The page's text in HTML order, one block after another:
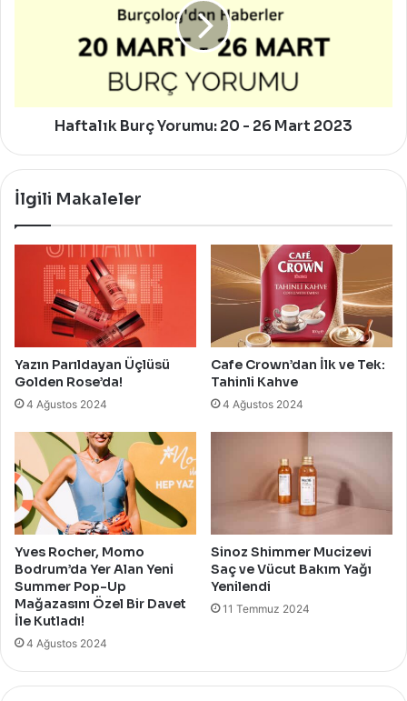
Haftalık Burç Yorumu: 20 - 26 Mart 2023
İlgili Makaleler
Yazın Parıldayan Üçlüsü
Golden Rose’da!
4 Ağustos 2024
Cafe Crown’dan İlk ve Tek:
Tahinli Kahve
4 Ağustos 2024
Yves Rocher, Momo
Bodrum’da Yer Alan Yeni
Summer Pop-Up
Mağazasını Özel Bir Davet
İle Kutladı!
4 Ağustos 2024
Sinoz Shimmer Mucizevi
Saç ve Vücut Bakım Yağı
Yenilendi
11 Temmuz 2024